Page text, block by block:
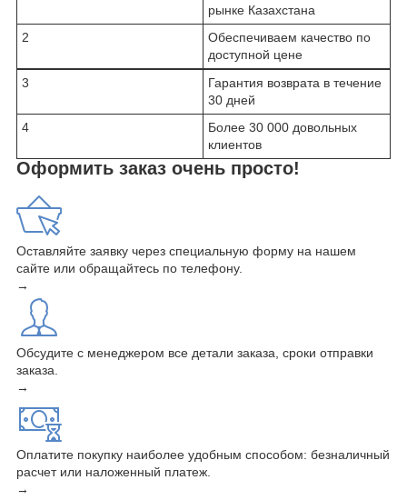
рынке Казахстана
2
Обеспечиваем качество по
доступной цене
3
Гарантия возврата в течение
30 дней
4
Более 30 000 довольных
клиентов
Оформить заказ очень просто!
Оставляйте заявку через специальную форму на нашем
сайте или обращайтесь по телефону.
→
Обсудите с менеджером все детали заказа, сроки отправки
заказа.
→
Оплатите покупку наиболее удобным способом: безналичный
расчет или наложенный платеж.
→